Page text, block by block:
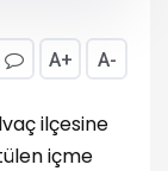
A+ A-
ilçesine
içme